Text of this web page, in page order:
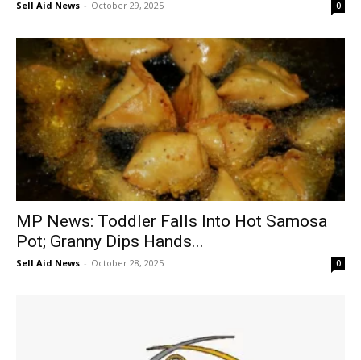
Sell Aid News - October 29, 2025 0
MP News: Toddler Falls Into Hot Samosa
Pot; Granny Dips Hands...
Sell Aid News - October 28, 2025 0